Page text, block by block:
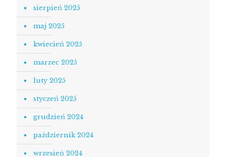
sierpień 2025
maj 2025
kwiecień 2025
marzec 2025
luty 2025
styczeń 2025
grudzień 2024
październik 2024
wrzesień 2024